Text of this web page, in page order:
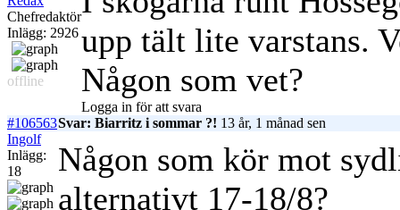
Chefredaktör
Inlägg: 2926
offline
upp tält lite varstans.
Någon som vet?
Logga in för att svara
#106563Svar: Biarritz i sommar ?! 13 år, 1 månad sen
Ingolf
Inlägg:
18
Någon som kör mot
alternativt 17-18/8?